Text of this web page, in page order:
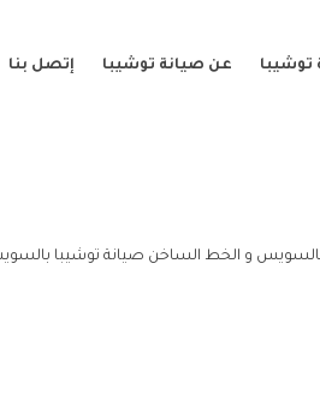
توشيبا عن صيانة توشيبا إتصل بنا
و الخط الساخن صيانة توشيبا